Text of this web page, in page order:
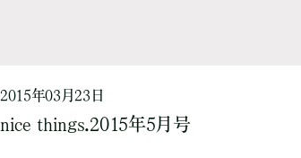
2015年03月23日
nice things.2015年5月号